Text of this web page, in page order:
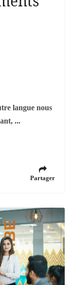
langue nous
...
Partager